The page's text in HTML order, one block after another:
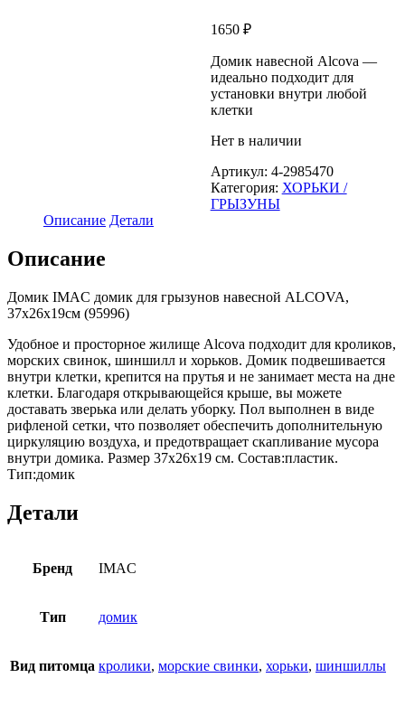
1650 ₽
Домик навесной Alcova —
идеально подходит для
установки внутри любой
клетки
Нет в наличии
Артикул: 4-2985470
Категория: ХОРЬКИ /
ГРЫЗУНЫ
Описание Детали
Описание
Домик IMAC домик для грызунов навесной ALCOVA,
37х26х19см (95996)
Удобное и просторное жилище Alcova подходит для кроликов,
морских свинок, шиншилл и хорьков. Домик подвешивается
внутри клетки, крепится на прутья и не занимает места на дне
клетки. Благодаря открывающейся крыше, вы можете
доставать зверька или делать уборку. Пол выполнен в виде
рифленой сетки, что позволяет обеспечить дополнительную
циркуляцию воздуха, и предотвращает скапливание мусора
внутри домика. Размер 37х26х19 см. Состав:пластик.
Тип:домик
Детали
Бренд IMAC
Тип домик
Вид питомца кролики, морские свинки, хорьки, шиншиллы